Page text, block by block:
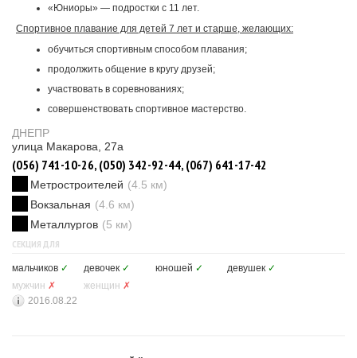
«Юниоры» — подростки с 11 лет.
Спортивное плавание для детей 7 лет и старше, желающих:
обучиться спортивным способом плавания;
продолжить общение в кругу друзей;
участвовать в соревнованиях;
совершенствовать спортивное мастерство.
ДНЕПР
улица Макарова, 27а
(056) 741-10-26, (050) 342-92-44, (067) 641-17-42
Метростроителей (4.5 км)
Вокзальная (4.6 км)
Металлургов (5 км)
СЕКЦИЯ ДЛЯ
мальчиков ✓ девочек ✓ юношей ✓ девушек ✓
мужчин ✗ женщин ✗
2016.08.22